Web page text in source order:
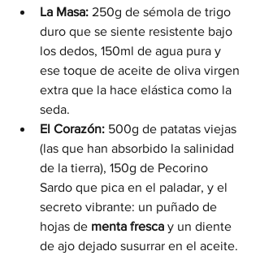
La Masa: 250g de sémola de trigo
duro que se siente resistente bajo
los dedos, 150ml de agua pura y
ese toque de aceite de oliva virgen
extra que la hace elástica como la
seda.
El Corazón: 500g de patatas viejas
(las que han absorbido la salinidad
de la tierra), 150g de Pecorino
Sardo que pica en el paladar, y el
secreto vibrante: un puñado de
hojas de menta fresca y un diente
de ajo dejado susurrar en el aceite.